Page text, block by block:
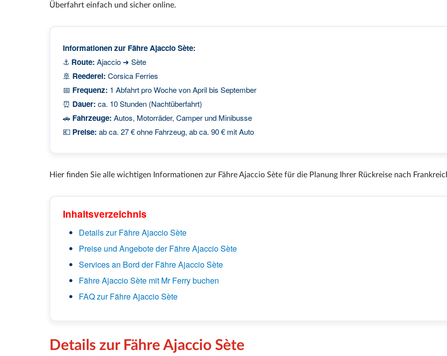
Überfahrt einfach und sicher online.
Informationen zur Fähre Ajaccio Sète:
⚓ Route: Ajaccio ➜ Sète
🚢 Reederei: Corsica Ferries
📅 Frequenz: 1 Abfahrt pro Woche von April bis September
⏰ Dauer: ca. 10 Stunden (Nachtüberfahrt)
🚗 Fahrzeuge: Autos, Motorräder, Camper und Minibusse
💶 Preise: ab ca. 27 € ohne Fahrzeug, ab ca. 90 € mit Auto
Hier finden Sie alle wichtigen Informationen zur Fähre Ajaccio Sète für die Planung Ihrer Rückreise nach
Inhaltsverzeichnis
Details zur Fähre Ajaccio Sète
Preise und Angebote der Fähre Ajaccio Sète
Services an Bord der Fähre Ajaccio Sète
Fähre Ajaccio Sète mit Mr Ferry buchen
FAQ zur Fähre Ajaccio Sète
Details zur Fähre Ajaccio Sète